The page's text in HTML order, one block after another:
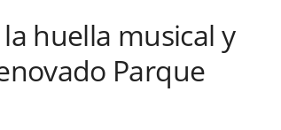
huella musical y
Parque